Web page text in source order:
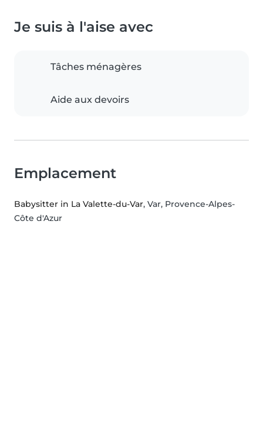
Je suis à l'aise avec
Tâches ménagères
Aide aux devoirs
Emplacement
Babysitter in La Valette-du-Var, Var, Provence-Alpes-
Côte d'Azur